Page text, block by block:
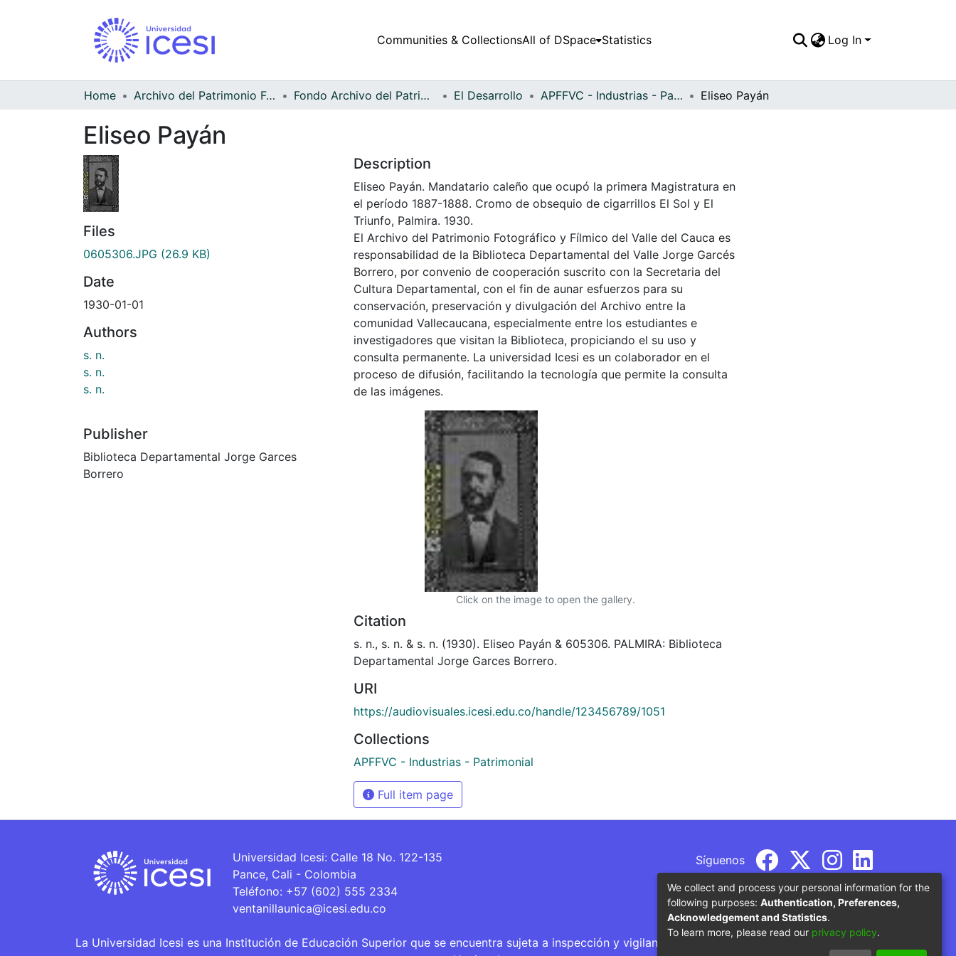
Communities & CollectionsAll of DSpace Statistics Log In
Home Archivo del Patrimonio Fotográfico y Fílmico del Valle del Cauca Fondo Archivo del Patrimonio Fotográfico y Fílmico del Valle del Cauca El Desarrollo APFFVC - Industrias - Patrimonial Eliseo Payán
Eliseo Payán
Files
0605306.JPG (26.9 KB)
Date
1930-01-01
Authors
s. n.
s. n.
s. n.
Publisher
Biblioteca Departamental Jorge Garces
Borrero
Description
Eliseo Payán. Mandatario caleño que ocupó la primera Magistratura en
el período 1887-1888. Cromo de obsequio de cigarrillos El Sol y El
Triunfo, Palmira. 1930.
El Archivo del Patrimonio Fotográfico y Fílmico del Valle del Cauca es
responsabilidad de la Biblioteca Departamental del Valle Jorge Garcés
Borrero, por convenio de cooperación suscrito con la Secretaria del
Cultura Departamental, con el fin de aunar esfuerzos para su
conservación, preservación y divulgación del Archivo entre la
comunidad Vallecaucana, especialmente entre los estudiantes e
investigadores que visitan la Biblioteca, propiciando el su uso y
consulta permanente. La universidad Icesi es un colaborador en el
proceso de difusión, facilitando la tecnología que permite la consulta
de las imágenes.
Click on the image to open the gallery.
Citation
s. n., s. n. & s. n. (1930). Eliseo Payán & 605306. PALMIRA: Biblioteca
Departamental Jorge Garces Borrero.
URI
https://audiovisuales.icesi.edu.co/handle/123456789/1051
Collections
APFFVC - Industrias - Patrimonial
Full item page
Universidad Icesi: Calle 18 No. 122-135
Pance, Cali - Colombia
Teléfono: +57 (602) 555 2334
ventanillaunica@icesi.edu.co
Síguenos
La Universidad Icesi es una Institución de Educación Superior que se encuentra sujeta a inspección y vigilancia por parte del Ministerio de Educación
We collect and process your personal information for the
following purposes: Authentication, Preferences,
Acknowledgement and Statistics.
To learn more, please read our privacy policy.